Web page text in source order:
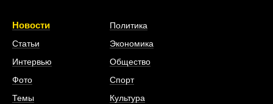
Новости
Статьи
Интервью
Фото
Темы
Политика
Экономика
Общество
Спорт
Культура